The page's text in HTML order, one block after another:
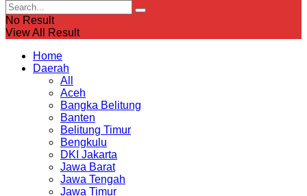
No Result
View All Result
Home
Daerah
All
Aceh
Bangka Belitung
Banten
Belitung Timur
Bengkulu
DKI Jakarta
Jawa Barat
Jawa Tengah
Jawa Timur